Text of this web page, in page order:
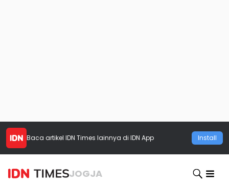
Baca artikel IDN Times lainnya di IDN App Install
JOGJA